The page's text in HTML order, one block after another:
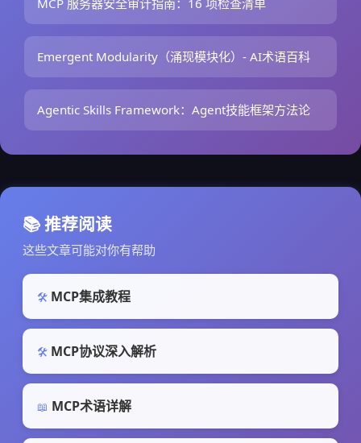
Emergent Modularity（涌现模块化）- AI术语百科
Agentic Skills Framework：Agent技能框架方法论
📚 推荐阅读
这些文章可能对你有帮助
🛠️ MCP集成教程
🛠️ MCP协议深入解析
📖 MCP术语详解